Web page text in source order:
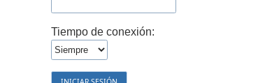
Tiempo de conexión: